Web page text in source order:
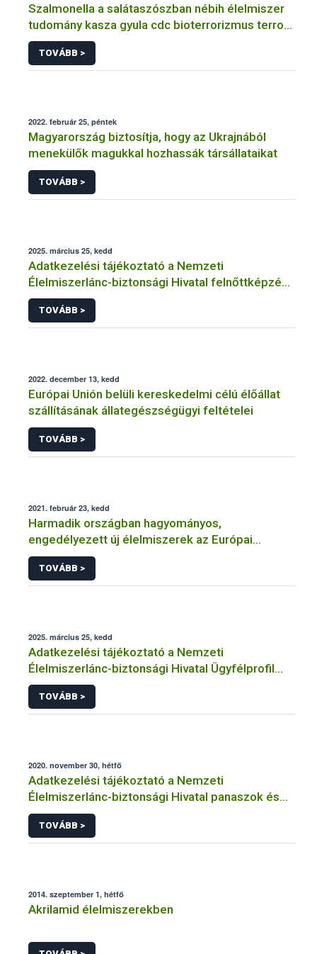
Szalmonella a salátaszószban nébih élelmiszer
tudomány kasza gyula cdc bioterrorizmus terror
lépfene
TOVÁBB >
2022. február 25, péntek
Magyarország biztosítja, hogy az Ukrajnából
menekülők magukkal hozhassák társállataikat
TOVÁBB >
2025. március 25, kedd
Adatkezelési tájékoztató a Nemzeti
Élelmiszerlánc-biztonsági Hivatal felnőttképzési
tevékenységéhez kapcsolódó adatkezeléséhez
TOVÁBB >
2022. december 13, kedd
Európai Unión belüli kereskedelmi célú élőállat
szállításának állategészségügyi feltételei
TOVÁBB >
2021. február 23, kedd
Harmadik országban hagyományos,
engedélyezett új élelmiszerek az Európai
Unióban
TOVÁBB >
2025. március 25, kedd
Adatkezelési tájékoztató a Nemzeti
Élelmiszerlánc-biztonsági Hivatal Ügyfélprofil
Rendszerben kistermelői tevékenység
témakörben intézhető közhatalmi eljárásaihoz
kapcsolódó adatkezeléséhez
TOVÁBB >
2020. november 30, hétfő
Adatkezelési tájékoztató a Nemzeti
Élelmiszerlánc-biztonsági Hivatal panaszok és
közérdekű bejelentések kezeléséhez
kapcsolódó adatkezeléséhez
TOVÁBB >
2014. szeptember 1, hétfő
Akrilamid élelmiszerekben